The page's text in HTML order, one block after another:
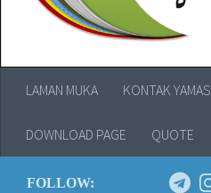
LAMAN MUKA KONTAK YAMAS
DOWNLOAD PAGE QUOTE
FOLLOW: